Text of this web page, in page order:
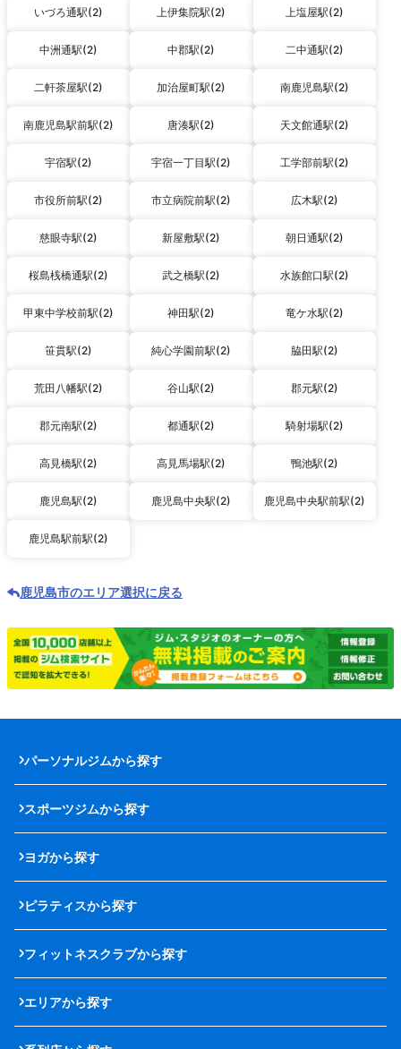
いづろ通駅(2) 上伊集院駅(2) 上塩屋駅(2)
中洲通駅(2) 中郡駅(2) 二中通駅(2)
二軒茶屋駅(2) 加治屋町駅(2) 南鹿児島駅(2)
南鹿児島駅前駅(2) 唐湊駅(2) 天文館通駅(2)
宇宿駅(2) 宇宿一丁目駅(2) 工学部前駅(2)
市役所前駅(2) 市立病院前駅(2) 広木駅(2)
慈眼寺駅(2) 新屋敷駅(2) 朝日通駅(2)
桜島桟橋通駅(2) 武之橋駅(2) 水族館口駅(2)
甲東中学校前駅(2) 神田駅(2) 竜ケ水駅(2)
笹貫駅(2) 純心学園前駅(2) 脇田駅(2)
荒田八幡駅(2) 谷山駅(2) 郡元駅(2)
郡元南駅(2) 都通駅(2) 騎射場駅(2)
高見橋駅(2) 高見馬場駅(2) 鴨池駅(2)
鹿児島駅(2) 鹿児島中央駅(2) 鹿児島中央駅前駅(2)
鹿児島駅前駅(2)
鹿児島市のエリア選択に戻る
パーソナルジムから探す
スポーツジムから探す
ヨガから探す
ピラティスから探す
フィットネスクラブから探す
エリアから探す